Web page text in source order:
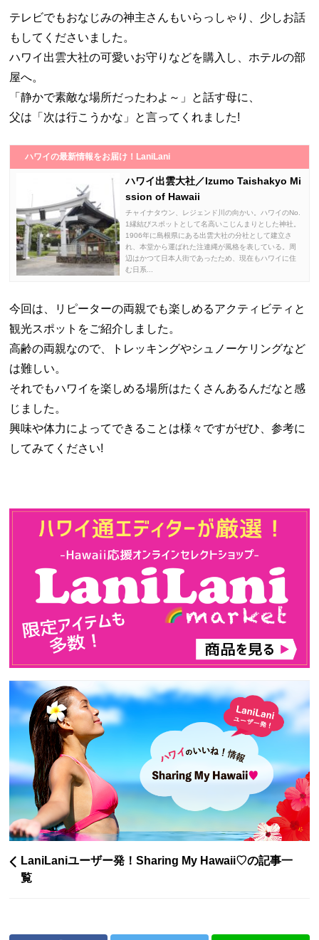
テレビでもおなじみの神主さんもいらっしゃり、少しお話
もしてくださいました。
ハワイ出雲大社の可愛いお守りなどを購入し、ホテルの部
屋へ。
「静かで素敵な場所だったわよ～」と話す母に、
父は「次は行こうかな」と言ってくれました!
ハワイの最新情報をお届け！LaniLani
ハワイ出雲大社／Izumo Taishakyo Mi
ssion of Hawaii
チャイナタウン、レジェンド川の向かい。ハワイのNo.
1縁結びスポットとして名高いこじんまりとした神社。
1906年に島根県にある出雲大社の分社として建立さ
れ、本堂から運ばれた注連縄が風格を表している。周
辺はかつて日本人街であったため、現在もハワイに住
む日系...
今回は、リピーターの両親でも楽しめるアクティビティと
観光スポットをご紹介しました。
高齢の両親なので、トレッキングやシュノーケリングなど
は難しい。
それでもハワイを楽しめる場所はたくさんあるんだなと感
じました。
興味や体力によってできることは様々ですがぜひ、参考に
してみてください!
LaniLaniユーザー発！Sharing My Hawaii♡の記事一
覧